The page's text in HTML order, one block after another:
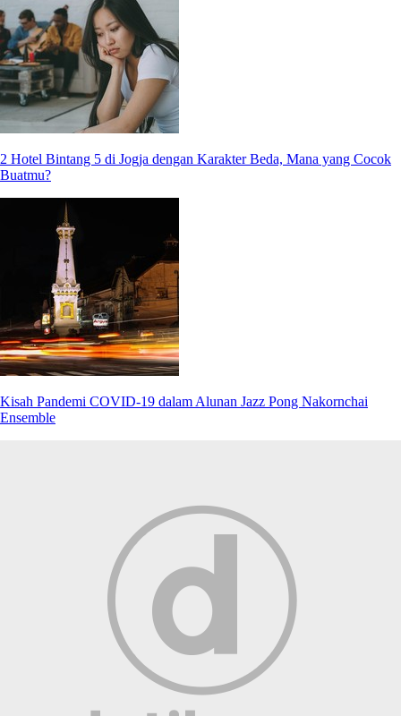
2 Hotel Bintang 5 di Jogja dengan Karakter Beda, Mana yang Cocok
Buatmu?
Kisah Pandemi COVID-19 dalam Alunan Jazz Pong Nakornchai
Ensemble